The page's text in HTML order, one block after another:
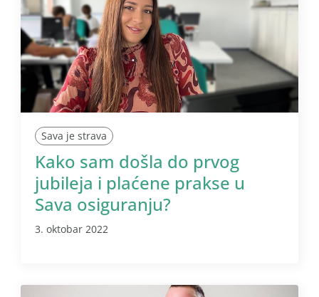
Sava je strava
Kako sam došla do prvog
jubileja i plaćene prakse u
Sava osiguranju?
3. oktobar 2022